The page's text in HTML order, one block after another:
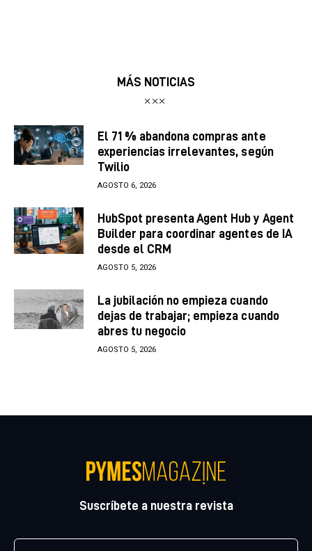
MÁS NOTICIAS
El 71 % abandona compras ante
experiencias irrelevantes, según
Twilio
AGOSTO 6, 2026
HubSpot presenta Agent Hub y Agent
Builder para coordinar agentes de IA
desde el CRM
AGOSTO 5, 2026
La jubilación no empieza cuando
dejas de trabajar; empieza cuando
abres tu negocio
AGOSTO 5, 2026
Suscríbete a nuestra revista